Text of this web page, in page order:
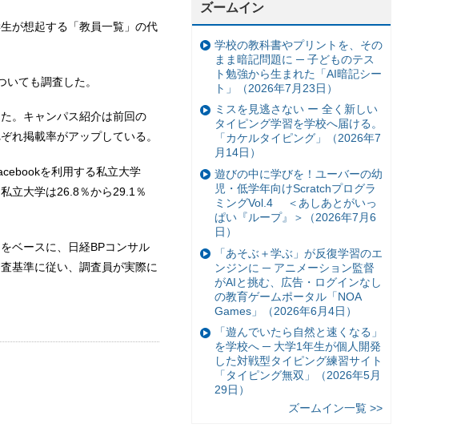
が想起する「教員一覧」の代
ても調査した。
。キャンパス紹介は前回の
れ掲載率がアップしている。
を利用する私立大学
立大学は26.8％から29.1％
ベースに、日経BPコンサル
基準に従い、調査員が実際に
ズームイン
学校の教科書やプリントを、その
まま暗記問題に ─ 子どものテス
ト勉強から生まれた「AI暗記シー
ト」（2026年7月23日）
ミスを見逃さない ー 全く新しい
タイピング学習を学校へ届ける。
「カケルタイピング」（2026年7
月14日）
遊びの中に学びを！ユーバーの幼
児・低学年向けScratchプログラ
ミングVol.4 ＜あしあとがいっ
ぱい『ループ』＞（2026年7月6
日）
「あそぶ＋学ぶ」が反復学習のエ
ンジンに ─ アニメーション監督
がAIと挑む、広告・ログインなし
の教育ゲームポータル「NOA
Games」（2026年6月4日）
「遊んでいたら自然と速くなる」
を学校へ ─ 大学1年生が個人開発
した対戦型タイピング練習サイト
「タイピング無双」（2026年5月
29日）
ズームイン一覧 >>